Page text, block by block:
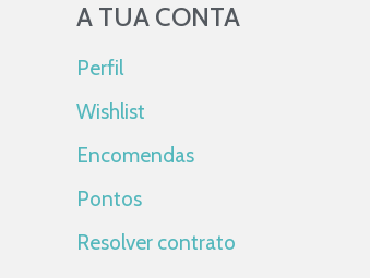
A TUA CONTA
Perfil
Wishlist
Encomendas
Pontos
Resolver contrato